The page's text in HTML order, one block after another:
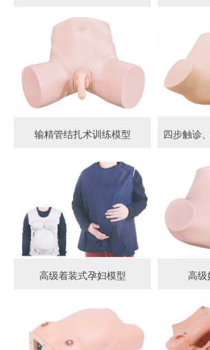
输精管结扎术训练模型
高级着装式孕妇模型 高级